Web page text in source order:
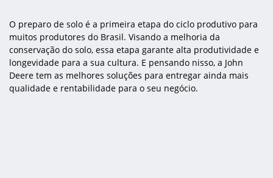
O preparo de solo é a primeira etapa do ciclo produtivo para
muitos produtores do Brasil. Visando a melhoria da
conservação do solo, essa etapa garante alta produtividade e
longevidade para a sua cultura. E pensando nisso, a John
Deere tem as melhores soluções para entregar ainda mais
qualidade e rentabilidade para o seu negócio.